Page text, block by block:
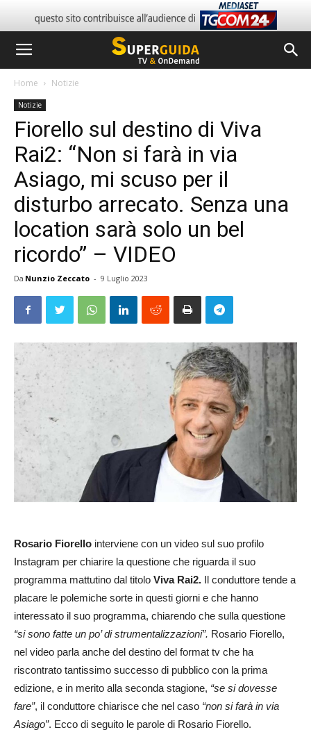
Home Notizie
Notizie
Fiorello sul destino di Viva
Rai2: “Non si farà in via
Asiago, mi scuso per il
disturbo arrecato. Senza una
location sarà solo un bel
ricordo” – VIDEO
Da Nunzio Zeccato - 9 Luglio 2023
Rosario Fiorello interviene con un video sul suo profilo
Instagram per chiarire la questione che riguarda il suo
programma mattutino dal titolo Viva Rai2. Il conduttore tende a
placare le polemiche sorte in questi giorni e che hanno
interessato il suo programma, chiarendo che sulla questione
“si sono fatte un po’ di strumentalizzazioni”. Rosario Fiorello,
nel video parla anche del destino del format tv che ha
riscontrato tantissimo successo di pubblico con la prima
edizione, e in merito alla seconda stagione, “se si dovesse
fare”, il conduttore chiarisce che nel caso “non si farà in via
Asiago”. Ecco di seguito le parole di Rosario Fiorello.